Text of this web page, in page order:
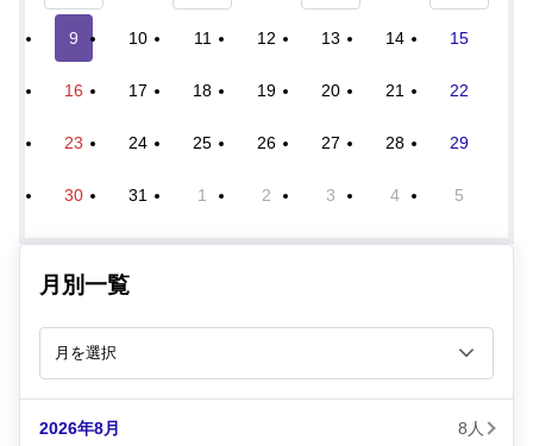
9 10 11 12 13 14 15
16 17 18 19 20 21 22
23 24 25 26 27 28 29
30 31 1 2 3 4 5
月別一覧
2026年8月 8人